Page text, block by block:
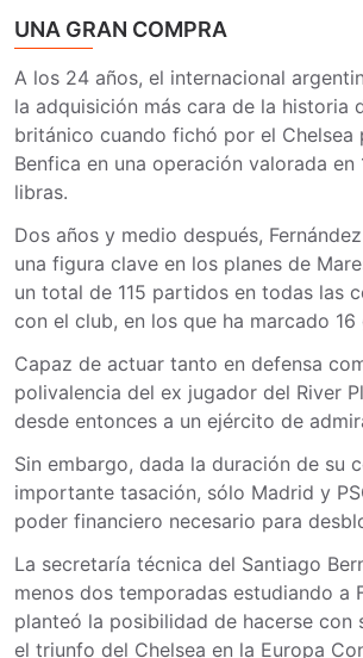
UNA GRAN COMPRA
A los 24 años, el internacional
la adquisición más cara de la historia
británico cuando fichó por el Chelsea
Benfica en una operación valorada en
libras.
Dos años y medio después,
una figura clave en los planes de
un total de 115 partidos en todas las
con el club, en los que ha marcado 16
Capaz de actuar tanto en defensa
polivalencia del ex jugador del River
desde entonces a un ejército de
Sin embargo, dada la duración de su
importante tasación, sólo Madrid y
poder financiero necesario para
La secretaría técnica del Santiago
menos dos temporadas estudiando a
planteó la posibilidad de hacerse con
el triunfo del Chelsea en la Europa